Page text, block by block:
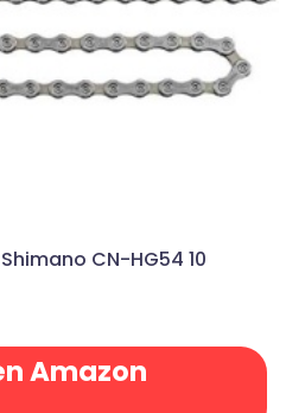
CN-HG54 10
Amazon